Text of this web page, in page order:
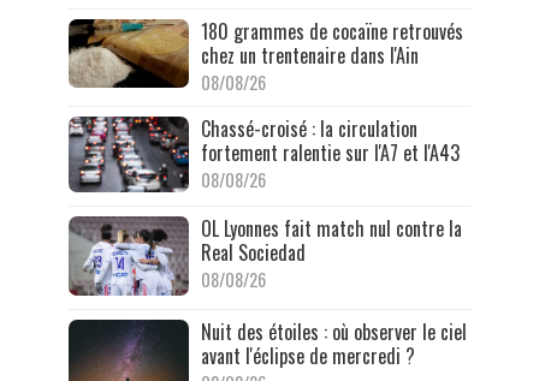
180 grammes de cocaïne retrouvés
chez un trentenaire dans l'Ain
08/08/26
Chassé-croisé : la circulation
fortement ralentie sur l'A7 et l'A43
08/08/26
OL Lyonnes fait match nul contre la
Real Sociedad
08/08/26
Nuit des étoiles : où observer le ciel
avant l'éclipse de mercredi ?